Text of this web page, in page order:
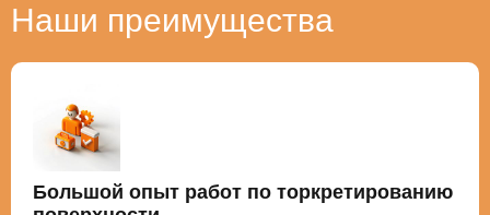
Наши преимущества
Большой опыт работ по торкретированию